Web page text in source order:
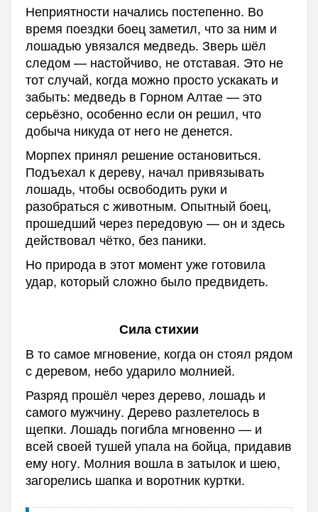
Неприятности начались постепенно. Во
время поездки боец заметил, что за ним и
лошадью увязался медведь. Зверь шёл
следом — настойчиво, не отставая. Это не
тот случай, когда можно просто ускакать и
забыть: медведь в Горном Алтае — это
серьёзно, особенно если он решил, что
добыча никуда от него не денется.
Морпех принял решение остановиться.
Подъехал к дереву, начал привязывать
лошадь, чтобы освободить руки и
разобраться с животным. Опытный боец,
прошедший через передовую — он и здесь
действовал чётко, без паники.
Но природа в этот момент уже готовила
удар, который сложно было предвидеть.
Сила стихии
В то самое мгновение, когда он стоял рядом
с деревом, небо ударило молнией.
Разряд прошёл через дерево, лошадь и
самого мужчину. Дерево разлетелось в
щепки. Лошадь погибла мгновенно — и
всей своей тушей упала на бойца, придавив
ему ногу. Молния вошла в затылок и шею,
загорелись шапка и воротник куртки.